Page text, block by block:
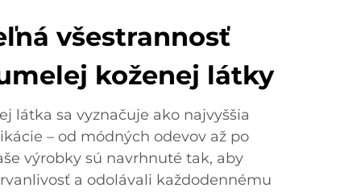
všestrannosť
koženej látky
látka sa vyznačuje ako najvyššia
– od módných odevov až po
výrobky sú navrhnuté tak, aby
a odolávali každodennému